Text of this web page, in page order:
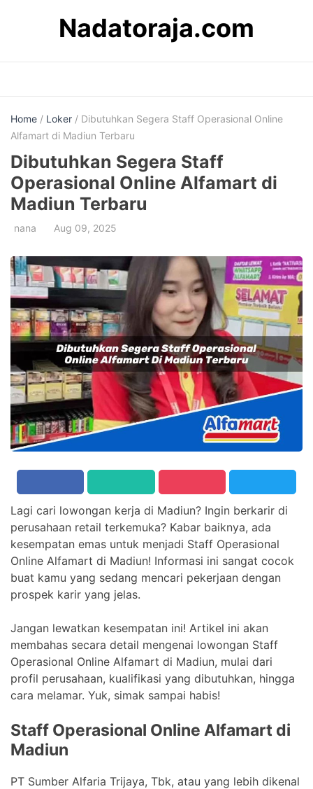
Nadatoraja.com
Home / Loker / Dibutuhkan Segera Staff Operasional Online
Alfamart di Madiun Terbaru
Dibutuhkan Segera Staff
Operasional Online Alfamart di
Madiun Terbaru
nana Aug 09, 2025
Lagi cari lowongan kerja di Madiun? Ingin berkarir di
perusahaan retail terkemuka? Kabar baiknya, ada
kesempatan emas untuk menjadi Staff Operasional
Online Alfamart di Madiun! Informasi ini sangat cocok
buat kamu yang sedang mencari pekerjaan dengan
prospek karir yang jelas.
Jangan lewatkan kesempatan ini! Artikel ini akan
membahas secara detail mengenai lowongan Staff
Operasional Online Alfamart di Madiun, mulai dari
profil perusahaan, kualifikasi yang dibutuhkan, hingga
cara melamar. Yuk, simak sampai habis!
Staff Operasional Online Alfamart di
Madiun
PT Sumber Alfaria Trijaya, Tbk, atau yang lebih dikenal